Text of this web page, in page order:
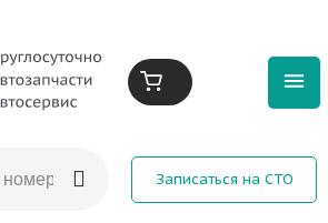
Записаться на СТО